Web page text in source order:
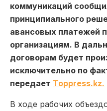
коммуникаций
принципиального
авансовых платежей
организациям. В
договорам будет
исключительно по
передает Toppress.kz.
В ходе рабочих